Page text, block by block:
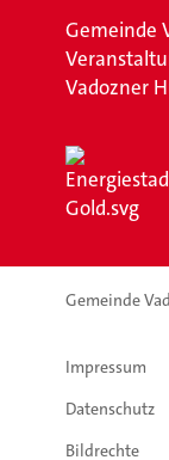
Gemeinde
Vadozner
Gemeinde
Impressum
Datenschutz
Bildrechte